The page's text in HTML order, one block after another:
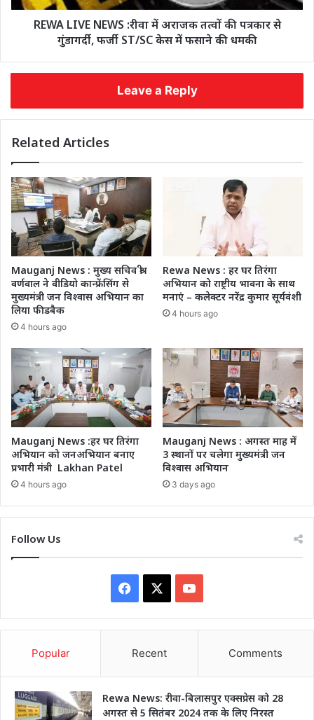
REWA LIVE NEWS :रीवा में अराजक तत्वों की पत्रकार से
गुंडागर्दी, फर्जी ST/SC केस में फसाने की धमकी
Leave a Reply
Related Articles
Mauganj News : मुख्य सचिव श्री
वर्णवाल ने वीडियो कान्फ्रेंसिंग से
मुख्यमंत्री जन विश्वास अभियान का
लिया फीडबैक
4 hours ago
Rewa News : हर घर तिरंगा
अभियान को राष्ट्रीय भावना के साथ
मनाएं – कलेक्टर नरेंद्र कुमार सूर्यवंशी
4 hours ago
Mauganj News :हर घर तिरंगा
अभियान को जनअभियान बनाए
प्रभारी मंत्री Lakhan Patel
4 hours ago
Mauganj News : अगस्त माह में
3 स्थानों पर चलेगा मुख्यमंत्री जन
विश्वास अभियान
3 days ago
Follow Us
Facebook YouTube
Popular Recent Comments
Rewa News: रीवा-बिलासपुर एक्सप्रेस को 28
अगस्त से 5 सितंबर 2024 तक के लिए निरस्त